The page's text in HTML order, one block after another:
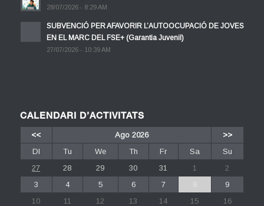
28/07/2026 - 8:29 AM
SUBVENCIÓ PER AFAVORIR L’AUTOOCUPACIÓ DE JOVES
EN EL MARC DEL FSE+ (Garantia Juvenil)
27/07/2026 - 10:39 AM
CALENDARI D’ACTIVITATS
<< Ago 2026
>>
Dl
Tu We Th Fr Sa
Su
27
28 29 30 31 1
2
3
4 5 6 7 8
9
10
11 12 13 14 15
16